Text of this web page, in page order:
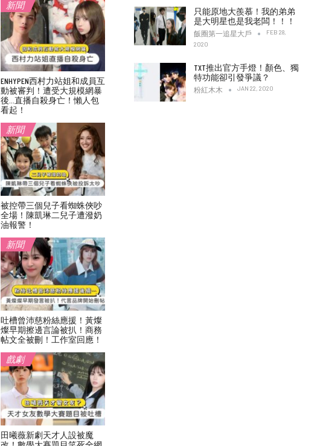
只能原地大羨慕！我的弟弟
是大明星也是我老闆！！！
飯圈第一追星大戶
FEB 28,
2020
TXT推出官方手燈！顏色、獨
特功能卻引發爭議？
粉紅木木 JAN 22, 2020
新聞
ENHYPEN西村力站姐和成員互
動被審判！遭受大規模網暴
後…直播自殺身亡！懶人包
看起！
新聞
被控帶三個兒子看蜘蛛俠吵
全場！陳凱琳二兒子遭潑奶
油報警！
新聞
吐槽曾沛慈粉絲應援！黃燦
燦早期擦邊言論被扒！商務
帖文全被刪！工作室回應！
戲劇
田曦薇新劇天才人設被魔